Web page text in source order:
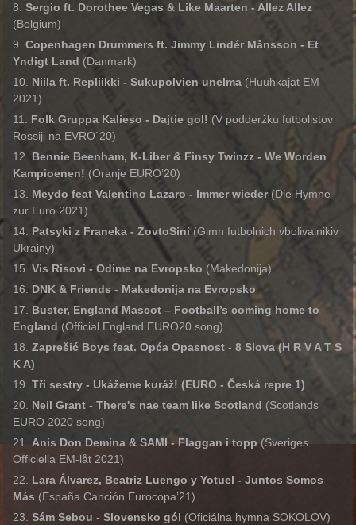
Sergio ft. Dorothee Vegas & Like Maarten - Allez Allez
(Belgium)
Copenhagen Drummers ft. Jimmy Lindér Månsson - Et
Yndigt Land (Danmark)
Niila ft. Repliikki - Sukupolvien unelma (Huuhkajat EM
2021)
Folk Gruppa Kalieso - Dajtie gol! (V podderżku futbolistov
Rossiji na EVRO`20)
Bennie Beenham, K-Liber & Finsy Twinzz - We Worden
Kampioenen! (Oranje EURO’20)
Meydo feat Valentino Lazaro - Immer wieder(Die Hymne
zur Euro 2021)
Patsyki z Franeka - ŻovtoSini(Gimn futbolnich vbolivalnikiv
Ukrainy)
Vis Risovi - Odime na Evropsko (Makedonija)
DNK & Friends - Makedonija na Evropsko
Buster, England Mascot – Football’s coming home to
England (Official England EURO20 song)
Zaprešić Boys feat. Opća Opasnost - 8 Slova (H R V A T S
K A)
Tři sestry - Ukážeme kuráž! (EURO - Česká repre 1)
Neil Grant - There's nae team like Scotland (Scotlands
EURO 2020 song)
Anis Don Demina & SAMI - Flaggan i topp(Sveriges
Officiella EM-låt 2021)
Lara Álvarez, Beatriz Luengo y Yotuel - Juntos Somos
Más (España Canción Eurocopa’21)
Sám Sebou - Slovensko gól (Oficiálna hymna SOKOLOV)